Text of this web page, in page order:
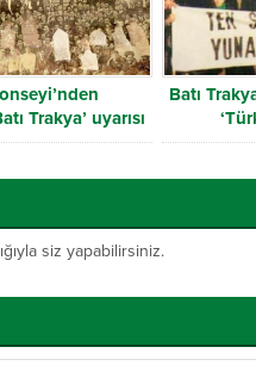
Trakya’ uyarısı
Batı
siz yapabilirsiniz.